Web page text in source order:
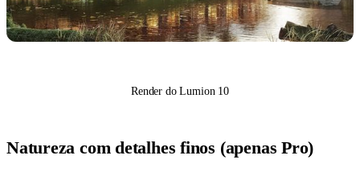
Render do Lumion 10
Natureza com detalhes finos (apenas Pro)